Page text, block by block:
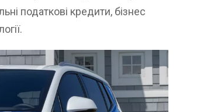
податкові кредити, бізнес